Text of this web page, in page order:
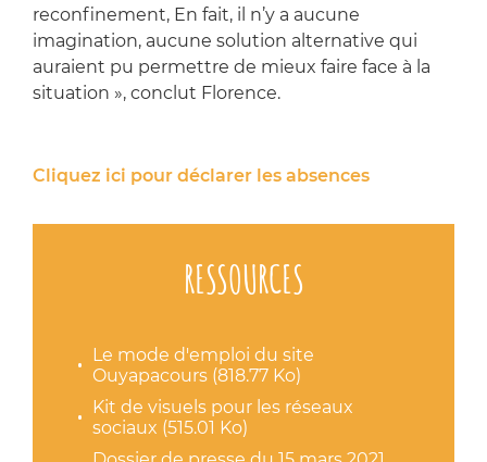
reconfinement, En fait, il n’y a aucune
imagination, aucune solution alternative qui
auraient pu permettre de mieux faire face à la
situation », conclut Florence.
Cliquez ici pour déclarer les absences
RESSOURCES
Le mode d'emploi du site
Ouyapacours (818.77 Ko)
Kit de visuels pour les réseaux
sociaux (515.01 Ko)